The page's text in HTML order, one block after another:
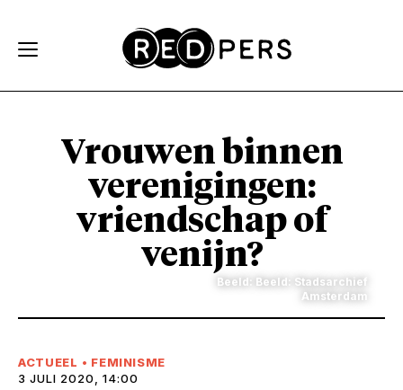
Vrouwen binnen
verenigingen:
vriendschap of
venijn?
Beeld: Beeld: Stadsarchief
Amsterdam
ACTUEEL • FEMINISME
3 JULI 2020, 14:00